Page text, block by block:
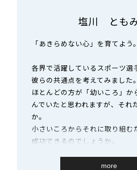
塩川 とも
「あきらめない心」を育てよう。
各界で活躍しているスポーツ選
彼らの共通点を考えてみました。
ほとんどの方が「幼いころ」か
んでいたと思われますが、それ
か。
小さいころからそれに取り組む
成功できるのでしょうか。
その「何か」とは「あきらめな
more